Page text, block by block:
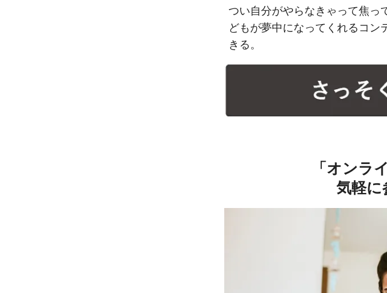
つい自分がやらなきゃって焦っ
どもが夢中になってくれるコン
きる。
「オンラ
気軽に